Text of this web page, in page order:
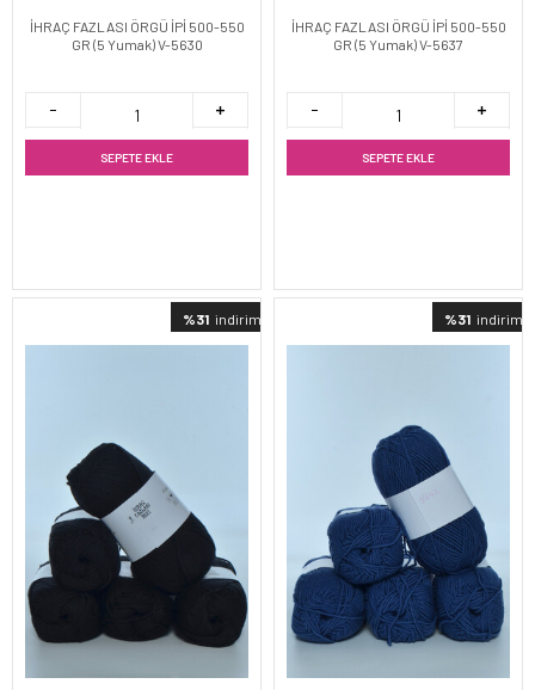
İHRAÇ FAZLASI ÖRGÜ İPİ 500-550
GR (5 Yumak) V-5630
SEPETE EKLE
İHRAÇ FAZLASI ÖRGÜ İPİ 500-550
GR (5 Yumak) V-5637
SEPETE EKLE
%31 indirimli %31 indirimli